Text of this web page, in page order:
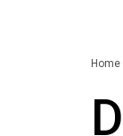
Home